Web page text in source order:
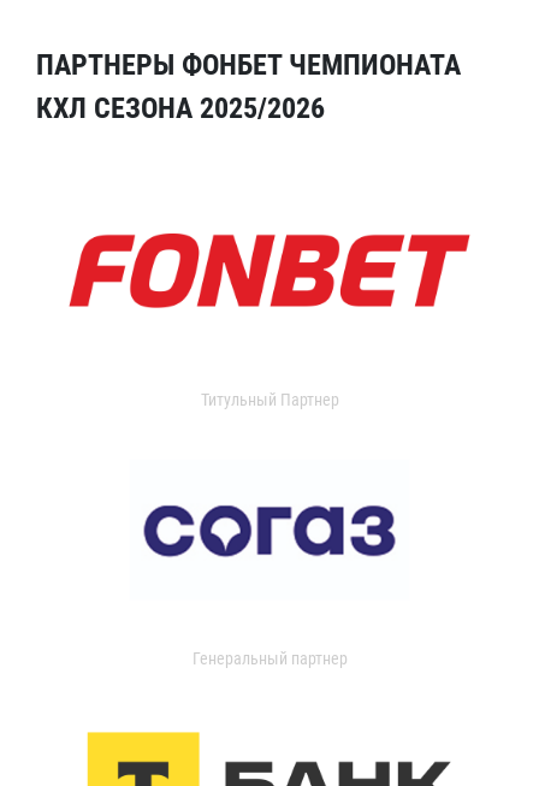
ПАРТНЕРЫ ФОНБЕТ ЧЕМПИОНАТА
КХЛ СЕЗОНА 2025/2026
Титульный Партнер
Генеральный партнер